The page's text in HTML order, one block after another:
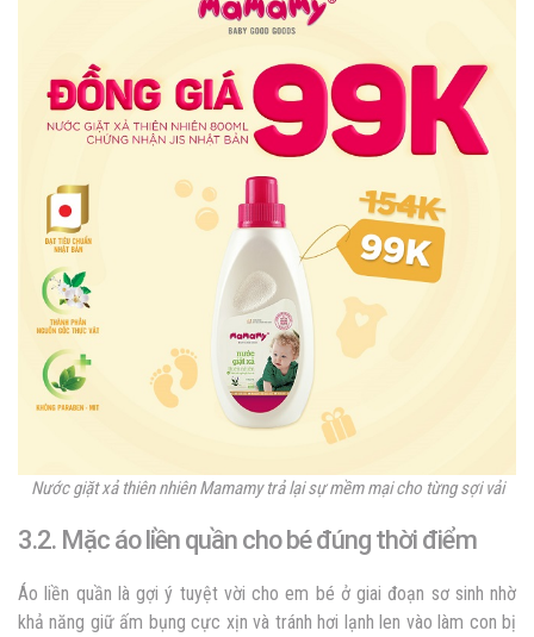
Nước giặt xả thiên nhiên Mamamy trả lại sự mềm mại cho từng sợi vải
3.2. Mặc áo liền quần cho bé đúng thời điểm
Áo liền quần là gợi ý tuyệt vời cho em bé ở giai đoạn sơ sinh nhờ
khả năng giữ ấm bụng cực xịn và tránh hơi lạnh len vào làm con bị